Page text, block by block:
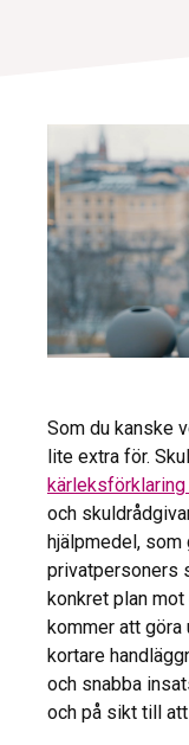
Som du kanske
lite extra för.
och
hjälpmedel,
privatpersoners
konkret plan
kommer att
kortare
och snabba
och på sikt till